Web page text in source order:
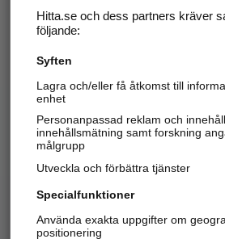
Hitta.se - Gratis nummerupplysning.
Sök företag, personer och platser.
Hitta telefonnummer, adresser,
Kom igång
Hitta.se och dess partners kräver
följande:
Syften
Lagra och/eller få åtkomst till
enhet
Personanpassad reklam och
innehållsmätning samt forskning
målgrupp
Utveckla och förbättra tjänster
Specialfunktioner
Använda exakta uppgifter om
positionering